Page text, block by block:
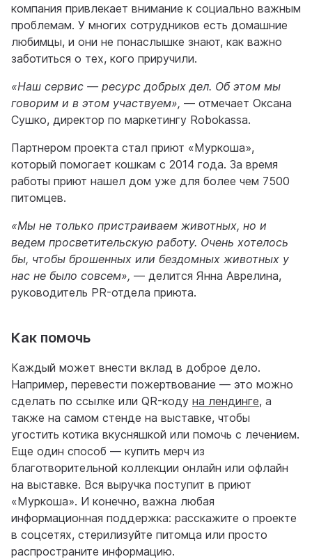
компания привлекает внимание к социально важным
проблемам. У многих сотрудников есть домашние
любимцы, и они не понаслышке знают, как важно
заботиться о тех, кого приручили.
«Наш сервис — ресурс добрых дел. Об этом мы
говорим и в этом участвуем», — отмечает Оксана
Сушко, директор по маркетингу Robokassa.
Партнером проекта стал приют «Муркоша»,
который помогает кошкам с 2014 года. За время
работы приют нашел дом уже для более чем 7500
питомцев.
«Мы не только пристраиваем животных, но и
ведем просветительскую работу. Очень хотелось
бы, чтобы брошенных или бездомных животных у
нас не было совсем», — делится Янна Аврелина,
руководитель PR-отдела приюта.
Как помочь
Каждый может внести вклад в доброе дело.
Например, перевести пожертвование — это можно
сделать по ссылке или QR-коду на лендинге, а
также на самом стенде на выставке, чтобы
угостить котика вкусняшкой или помочь с лечением.
Еще один способ — купить мерч из
благотворительной коллекции онлайн или офлайн
на выставке. Вся выручка поступит в приют
«Муркоша». И конечно, важна любая
информационная поддержка: расскажите о проекте
в соцсетях, стерилизуйте питомца или просто
распространите информацию.